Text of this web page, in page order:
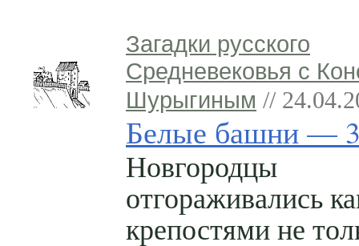
Загадки русского
Средневековья с
Шурыгиным //
Белые башни —
Новгородцы
отгораживались
крепостями не